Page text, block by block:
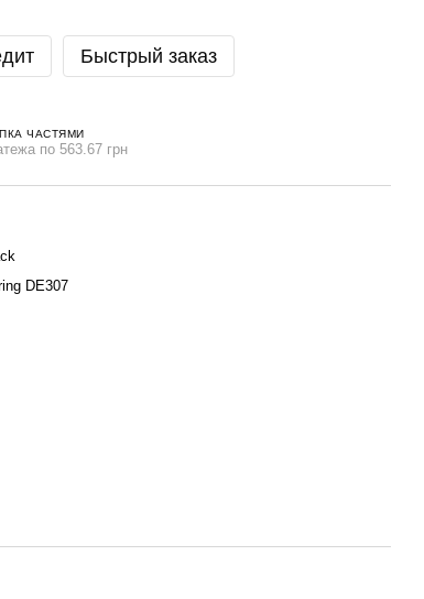
Быстрый заказ
ЧАСТЯМИ
по 563.67 грн
DE307